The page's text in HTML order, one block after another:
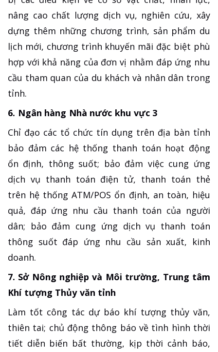
nâng cao chất lượng dịch vụ, nghiên cứu, xây
dựng thêm những chương trình, sản phẩm du
lịch mới, chương trình khuyến mãi đặc biệt phù
hợp với khả năng của đơn vị nhằm đáp ứng nhu
cầu tham quan của du khách và nhân dân trong
tỉnh.
6. Ngân hàng Nhà nước khu vực 3
Chỉ đạo các tổ chức tín dụng trên địa bàn tỉnh
bảo đảm các hệ thống thanh toán hoạt động
ổn định, thông suốt; bảo đảm việc cung ứng
dịch vụ thanh toán điện tử, thanh toán thẻ
trên hệ thống ATM/POS ổn định, an toàn, hiệu
quả, đáp ứng nhu cầu thanh toán của người
dân; bảo đảm cung ứng dịch vụ thanh toán
thông suốt đáp ứng nhu cầu sản xuất, kinh
doanh.
7. Sở Nông nghiệp và Môi trường, Trung tâm
Khí tượng Thủy văn tỉnh
Làm tốt công tác dự báo khí tượng thủy văn,
thiên tai; chủ động thông báo về tình hình thời
tiết diễn biến bất thường, kịp thời cảnh báo,